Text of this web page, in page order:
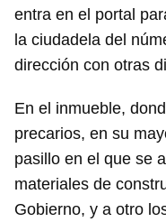
entra en el portal
la ciudadela del
dirección con otras
En el inmueble,
precarios, en su
pasillo en el que se
materiales de
Gobierno, y a otro